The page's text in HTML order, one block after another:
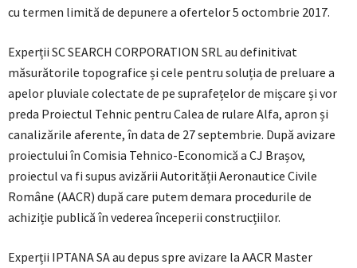
cu termen limită de depunere a ofertelor 5 octombrie 2017.
Experții SC SEARCH CORPORATION SRL au definitivat
măsurătorile topografice și cele pentru soluția de preluare a
apelor pluviale colectate de pe suprafețelor de mișcare și vor
preda Proiectul Tehnic pentru Calea de rulare Alfa, apron și
canalizările aferente, în data de 27 septembrie. După avizare
proiectului în Comisia Tehnico-Economică a CJ Brașov,
proiectul va fi supus avizării Autorității Aeronautice Civile
Române (AACR) după care putem demara procedurile de
achiziție publică în vederea începerii construcțiilor.
Experții IPTANA SA au depus spre avizare la AACR Master